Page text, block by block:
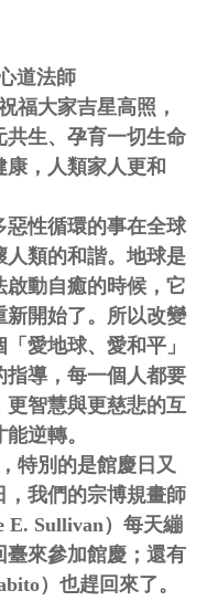
道法師
福大家吉星高照，
生、孕育一切生命
康，人類家人更和
性循環的事在全球
類的和諧。地球是
動自癒的時候，它
開始了。所以改變
愛地球、愛和平」
指導，每一個人都要
智慧與更慈悲的互
逆轉。
特別的是館慶日又
我們的宗博規畫師
E. Sullivan）每天繃
來參加館慶；還有
）也趕回來了。